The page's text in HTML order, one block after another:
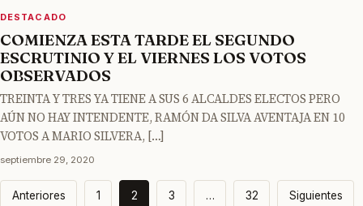
DESTACADO
COMIENZA ESTA TARDE EL SEGUNDO
ESCRUTINIO Y EL VIERNES LOS VOTOS
OBSERVADOS
TREINTA Y TRES YA TIENE A SUS 6 ALCALDES ELECTOS PERO
AÚN NO HAY INTENDENTE, RAMÓN DA SILVA AVENTAJA EN 10
VOTOS A MARIO SILVERA, […]
septiembre 29, 2020
Paginación
Anteriores 1 2 3 … 32 Siguientes